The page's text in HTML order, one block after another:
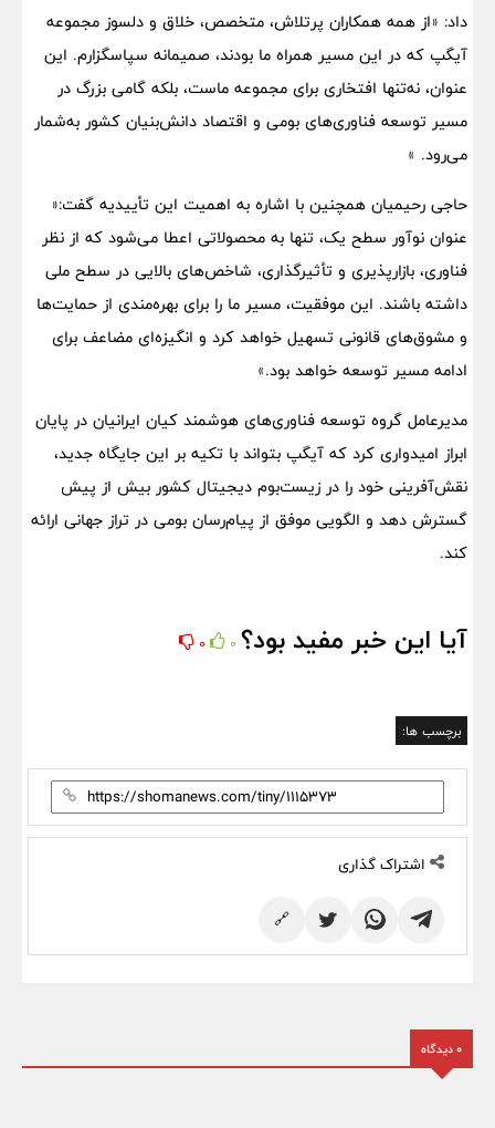
داد: «از همه همکاران پرتلاش، متخصص، خلاق و دلسوز مجموعه
آیگپ که در این مسیر همراه ما بودند، صمیمانه سپاسگزارم. این
عنوان، نه‌تنها افتخاری برای مجموعه ماست، بلکه گامی بزرگ در
مسیر توسعه فناوری‌های بومی و اقتصاد دانش‌بنیان کشور به‌شمار
می‌رود. »
حاجی رحیمیان همچنین با اشاره به اهمیت این تأییدیه گفت:«
عنوان نوآور سطح یک، تنها به محصولاتی اعطا می‌شود که از نظر
فناوری، بازارپذیری و تأثیرگذاری، شاخص‌های بالایی در سطح ملی
داشته باشند. این موفقیت، مسیر ما را برای بهره‌مندی از حمایت‌ها
و مشوق‌های قانونی تسهیل خواهد کرد و انگیزه‌ای مضاعف برای
ادامه مسیر توسعه خواهد بود.»
مدیرعامل گروه توسعه فناوری‌های هوشمند کیان ایرانیان در پایان
ابراز امیدواری کرد که آیگپ بتواند با تکیه بر این جایگاه جدید،
نقش‌آفرینی خود را در زیست‌بوم دیجیتال کشور بیش از پیش
گسترش دهد و الگویی موفق از پیام‌رسان بومی در تراز جهانی ارائه
کند.
آیا این خبر مفید بود؟ 0
0
برچسب ها:
اشتراک گذاری
🔗
0 دیدگاه